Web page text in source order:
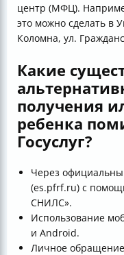
центр (МФЦ).
это можно сделать в
Коломна, ул.
Какие
получения
ребенка
Госуслуг?
Через
(es.pfrf.ru) с
СНИЛС».
Использование
и Android.
Личное